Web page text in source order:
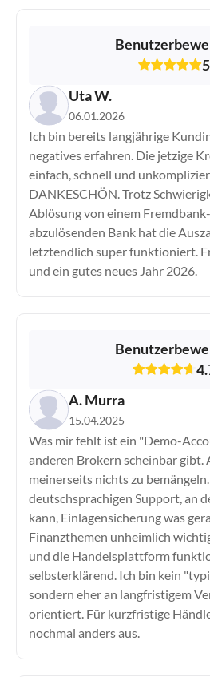
Fusion Markets
FXCM
FxPro
GBE Brokers
IC Markets
IC Trading
IG
Interactive Brokers
Naga
PU Prime
RoboMarkets
Scalable Capital
Skilling
Smartbroker
Sparkassen Broker
StarTrader
Swissquote
5
Uta W.
06.01.2026
Ich bin bereits langjährige
negatives erfahren. Die jetzige
einfach, schnell und
DANKESCHÖN. Trotz
Ablösung von einem
abzulösenden Bank hat die
letztendlich super funktioniert.
und ein gutes neues Jahr 2026.
A. Murra
15.04.2025
Was mir fehlt ist ein "Demo-
anderen Brokern scheinbar gibt.
meinerseits nichts zu
deutschsprachigen Support, an
kann, Einlagensicherung was
Finanzthemen unheimlich
und die Handelsplattform
selbsterklärend. Ich bin kein
sondern eher an langfristigem
orientiert. Für kurzfristige
nochmal anders aus.